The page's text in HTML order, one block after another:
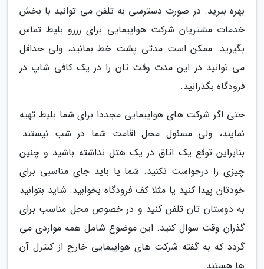
بهره ببرید. در صورت دسترسی به تلفن می­ توانید با بخش
خدمات مشتریان شرکت هواپیمایی برای رزرو بلیط تماس
بگیرید. ممکن است مدتی پشت خط بمانید، ولی حداقل
می­ توانید در این مدت وقت تان را در یک کافی­ شاپ در
فرودگاه بگذرانید.
حتی اگر شرکت های هواپیمایی مجددا برای شما بلیط تهیه
نمایند، ولی مسئول محل اقامت شما در شب نیستند.
بنابراین توقع یک اتاق در یک هتل نداشته باشید و چنین
چیزی را درخواست نکنید. شما یا باید جای مناسبی برای
خودتان پیدا کنید یا مثلا کف فرودگاه بخوابید. شاید بتوانید
به دوستان تان تلفن کنید و در خصوص محل مناسب برای
گذران وقت سوال کنید. این موضوع شامل همه مواردی می
گردد که به گفته شرکت­ های هواپیمایی خارج از کنترل آن
ها هستند.